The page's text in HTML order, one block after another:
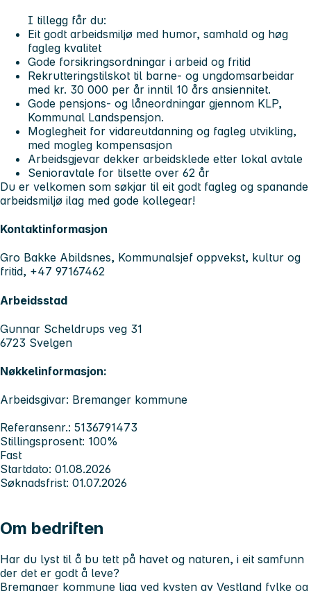
I tillegg får du:
Eit godt arbeidsmiljø med humor, samhald og høg
fagleg kvalitet
Gode forsikringsordningar i arbeid og fritid
Rekrutteringstilskot til barne- og ungdomsarbeidar
med kr. 30 000 per år inntil 10 års ansiennitet.
Gode pensjons- og låneordningar gjennom KLP,
Kommunal Landspensjon.
Moglegheit for vidareutdanning og fagleg utvikling,
med mogleg kompensasjon
Arbeidsgjevar dekker arbeidsklede etter lokal avtale
Senioravtale for tilsette over 62 år
Du er velkomen som søkjar til eit godt fagleg og spanande
arbeidsmiljø ilag med gode kollegear!
Kontaktinformasjon
Gro Bakke Abildsnes, Kommunalsjef oppvekst, kultur og
fritid, +47 97167462
Arbeidsstad
Gunnar Scheldrups veg 31
6723 Svelgen
Nøkkelinformasjon:
Arbeidsgivar: Bremanger kommune
Referansenr.: 5136791473
Stillingsprosent: 100%
Fast
Startdato: 01.08.2026
Søknadsfrist: 01.07.2026
Om bedriften
Har du lyst til å bu tett på havet og naturen, i eit samfunn
der det er godt å leve?
Bremanger kommune ligg ved kysten av Vestland fylke og